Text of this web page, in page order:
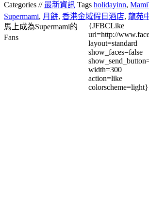
Categories // 最新資訊 Tags holidayinn,
Supermami, 月餅, 香港金域假日酒店, 龍苑
馬上成為Supermami的
Fans
{JFBCLike
url=http://
layout=standard
show_faces=false
width=300
action=like
colorscheme=light}